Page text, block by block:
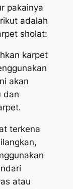
pakainya
adalah
sholat:
karpet
akan
dan
terkena
atau